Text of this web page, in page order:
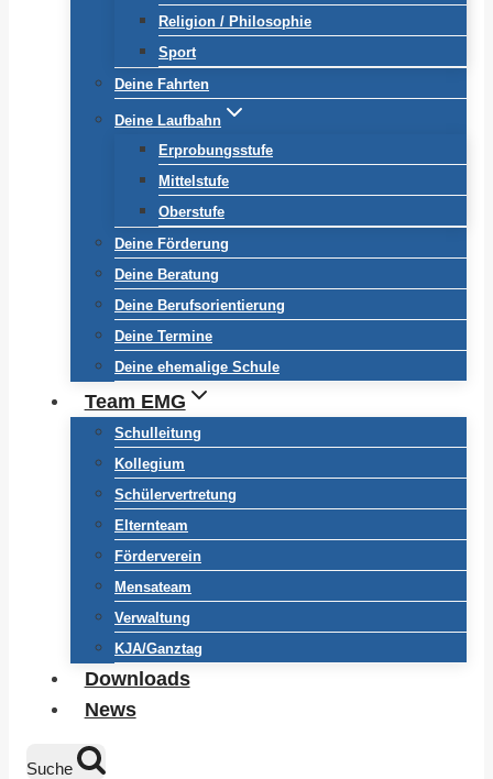
Religion / Philosophie
Sport
Deine Fahrten
Deine Laufbahn
Erprobungsstufe
Mittelstufe
Oberstufe
Deine Förderung
Deine Beratung
Deine Berufsorientierung
Deine Termine
Deine ehemalige Schule
Team EMG
Schulleitung
Kollegium
Schülervertretung
Elternteam
Förderverein
Mensateam
Verwaltung
KJA/Ganztag
Downloads
News
Suche